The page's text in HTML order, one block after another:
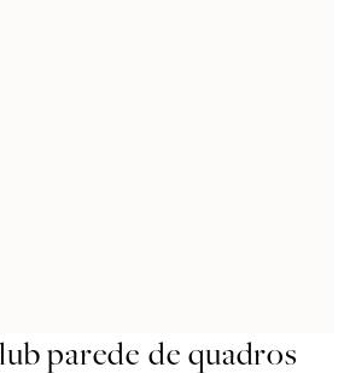
parede de quadros